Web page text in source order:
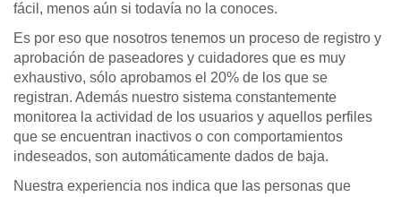
fácil, menos aún si todavía no la conoces.
Es por eso que nosotros tenemos un proceso de registro y
aprobación de paseadores y cuidadores que es muy
exhaustivo, sólo aprobamos el 20% de los que se
registran. Además nuestro sistema constantemente
monitorea la actividad de los usuarios y aquellos perfiles
que se encuentran inactivos o con comportamientos
indeseados, son automáticamente dados de baja.
Nuestra experiencia nos indica que las personas que